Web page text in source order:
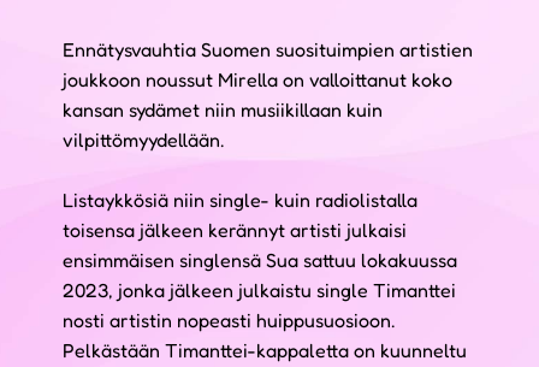
Ennätysvauhtia Suomen suosituimpien artistien
joukkoon noussut Mirella on valloittanut koko
kansan sydämet niin musiikillaan kuin
vilpittömyydellään.
Listaykkösiä niin single- kuin radiolistalla
toisensa jälkeen kerännyt artisti julkaisi
ensimmäisen singlensä Sua sattuu lokakuussa
2023, jonka jälkeen julkaistu single Timanttei
nosti artistin nopeasti huippusuosioon.
Pelkästään Timanttei-kappaletta on kuunneltu